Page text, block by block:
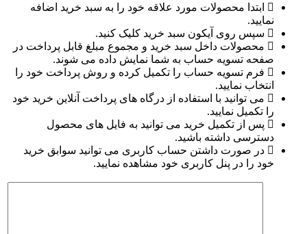
ابتدا محصولات مورد علاقه خود را به سبد خرید اضافه
نمایید.
سپس روی آیکون سبد خرید کلیک کنید.
محصولات داخل سبد خرید و مجموع مبلغ قابل پرداخت در
صفحه تسویه حساب به شما نمایش داده می شوند.
فرم تسویه حساب را تکمیل کرده و روش پرداخت خود را
انتخاب نمایید.
می توانید با استفاده از درگاه های پرداخت آنلاین خرید خود
را تکمیل نمایید.
پس از تکمیل خرید می توانید به فایل های محصول
دسترسی داشته باشید.
در صورت داشتن حساب کاربری می توانید سوابق خرید
خود را در پنل کاربری خود مشاهده نمایید.